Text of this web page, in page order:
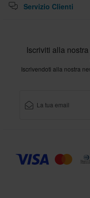
Servizio Clienti
Iscriviti alla
Iscrivendoti alla nostra